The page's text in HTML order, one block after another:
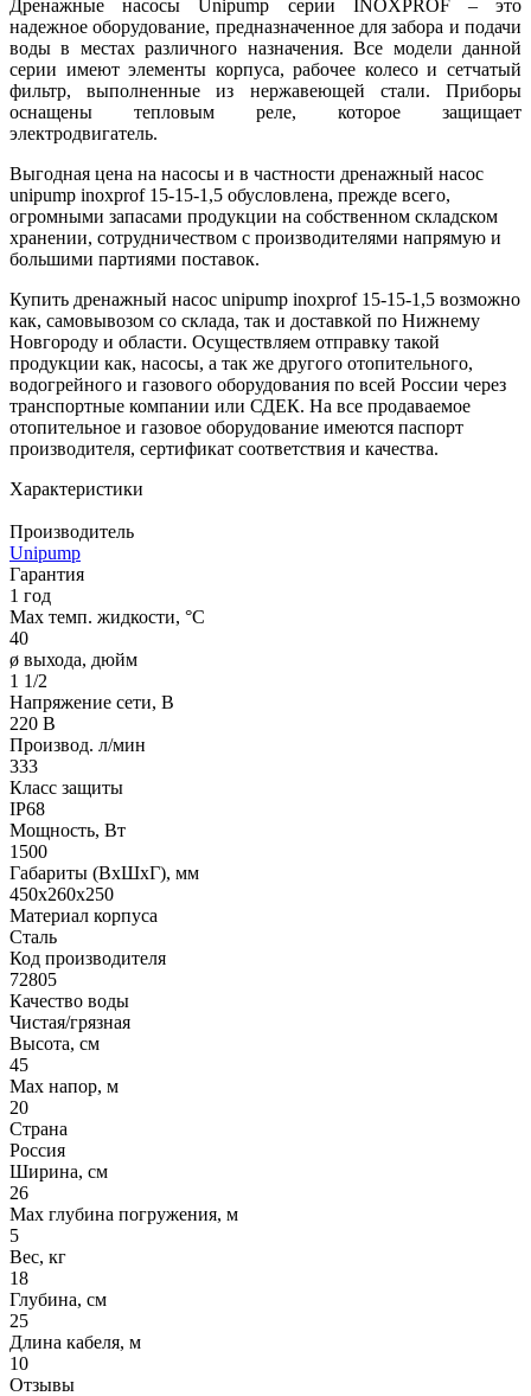
Дренажные насосы Unipump серии INOXPROF – это
надежное оборудование, предназначенное для забора и подачи
воды в местах различного назначения. Все модели данной
серии имеют элементы корпуса, рабочее колесо и сетчатый
фильтр, выполненные из нержавеющей стали. Приборы
оснащены тепловым реле, которое защищает
электродвигатель.
Выгодная цена на насосы и в частности дренажный насос
unipump inoxprof 15-15-1,5 обусловлена, прежде всего,
огромными запасами продукции на собственном складском
хранении, сотрудничеством с производителями напрямую и
большими партиями поставок.
Купить дренажный насос unipump inoxprof 15-15-1,5 возможно
как, самовывозом со склада, так и доставкой по Нижнему
Новгороду и области. Осуществляем отправку такой
продукции как, насосы, а так же другого отопительного,
водогрейного и газового оборудования по всей России через
транспортные компании или СДЕК. На все продаваемое
отопительное и газовое оборудование имеются паспорт
производителя, сертификат соответствия и качества.
Характеристики
Производитель
Unipump
Гарантия
1 год
Max темп. жидкости, °С
40
ø выхода, дюйм
1 1/2
Напряжение сети, В
220 В
Производ. л/мин
333
Класс защиты
IP68
Мощность, Вт
1500
Габариты (ВхШхГ), мм
450x260x250
Материал корпуса
Сталь
Код производителя
72805
Качество воды
Чистая/грязная
Высота, см
45
Max напор, м
20
Страна
Россия
Ширина, см
26
Max глубина погружения, м
5
Вес, кг
18
Глубина, см
25
Длина кабеля, м
10
Отзывы